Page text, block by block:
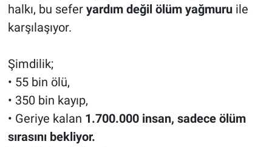
halkı, bu sefer yardım değil ölüm yağmuruile
karşılaşıyor.
Şimdilik;
• 55 bin ölü,
• 350 bin kayıp,
• Geriye kalan 1.700.000 insan, sadece ölüm
sırasını bekliyor.